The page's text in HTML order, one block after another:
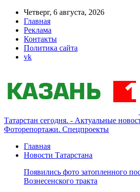
Четверг, 6 августа, 2026
Главная
Реклама
Контакты
Политика сайта
vk
Татарстан сегодня. - Актуальные
Фоторепортажи. Спецпроекты
Главная
Новости Татарстана
Появились фото затопленного
Вознесенского тракта